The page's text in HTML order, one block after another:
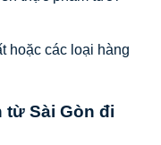
hoặc các loại hàng
từ Sài Gòn đi